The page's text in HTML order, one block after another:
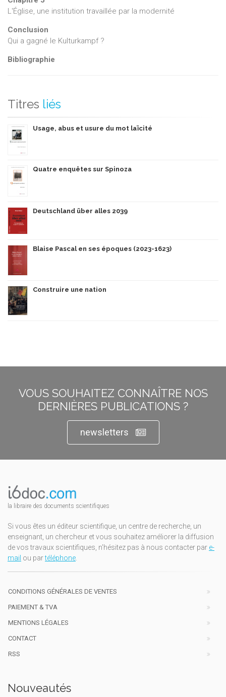
L'Église, une institution travaillée par la modernité
Conclusion
Qui a gagné le Kulturkampf ?
Bibliographie
Titres liés
Usage, abus et usure du mot laïcité
Quatre enquêtes sur Spinoza
Deutschland über alles 2039
Blaise Pascal en ses époques (2023-1623)
Construire une nation
VOUS SOUHAITEZ CONNAÎTRE NOS
DERNIÈRES PUBLICATIONS ?
newsletters
la libraire des documents scientifiques
Si vous êtes un éditeur scientifique, un centre de recherche, un
enseignant, un chercheur et vous souhaitez améliorer la diffusion
de vos travaux scientifiques, n'hésitez pas à nous contacter par e-
mail ou partéléphone
CONDITIONS GÉNÉRALES DE VENTES
PAIEMENT & TVA
MENTIONS LÉGALES
CONTACT
RSS
Nouveautés